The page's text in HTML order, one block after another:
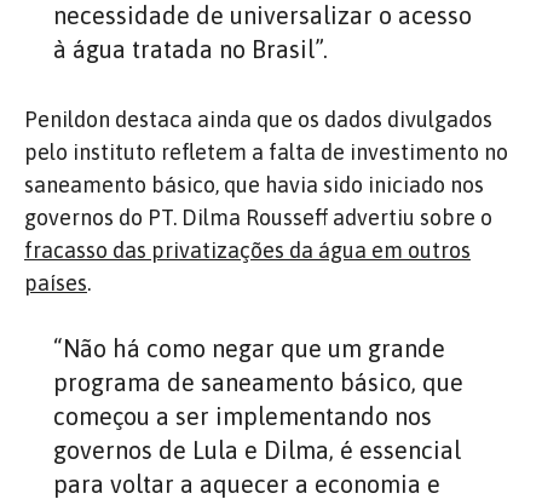
necessidade de universalizar o acesso
à água tratada no Brasil”.
Penildon destaca ainda que os dados divulgados
pelo instituto refletem a falta de investimento no
saneamento básico, que havia sido iniciado nos
governos do PT. Dilma Rousseff advertiu sobre o
fracasso das privatizações da água em outros
países.
“Não há como negar que um grande
programa de saneamento básico, que
começou a ser implementando nos
governos de Lula e Dilma, é essencial
para voltar a aquecer a economia e